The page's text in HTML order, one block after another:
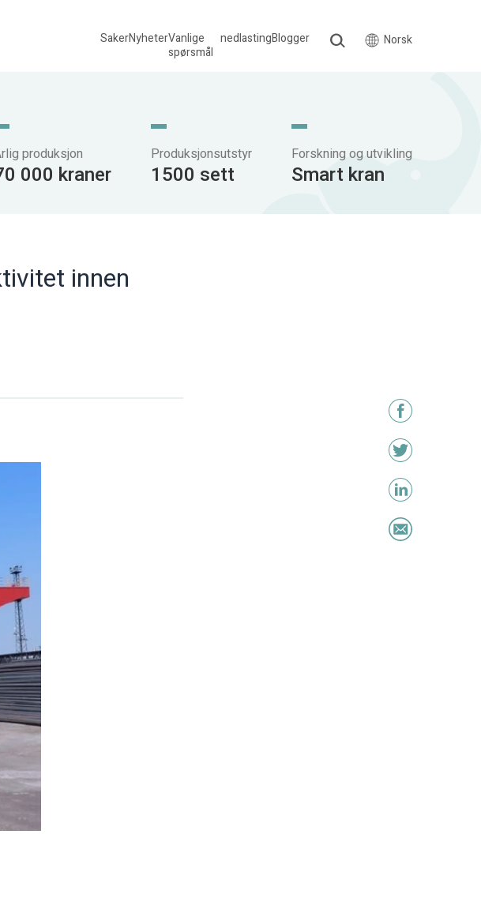
SakerNyheterVanlige
spørsmål
nedlastingBlogger Norsk
produksjon
000 kraner
Produksjonsutstyr
1500 sett
Forskning og utvikling
Smart kran
innen